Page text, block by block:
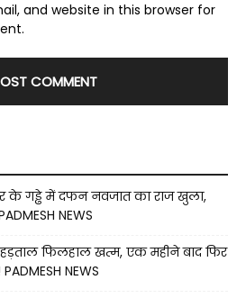
and website in this browser for
के गड्ढे में दफन नवजात का राज खुला,
NEWS
हड़ताल फिलहाल खत्म, एक महीने बाद फिर
NEWS